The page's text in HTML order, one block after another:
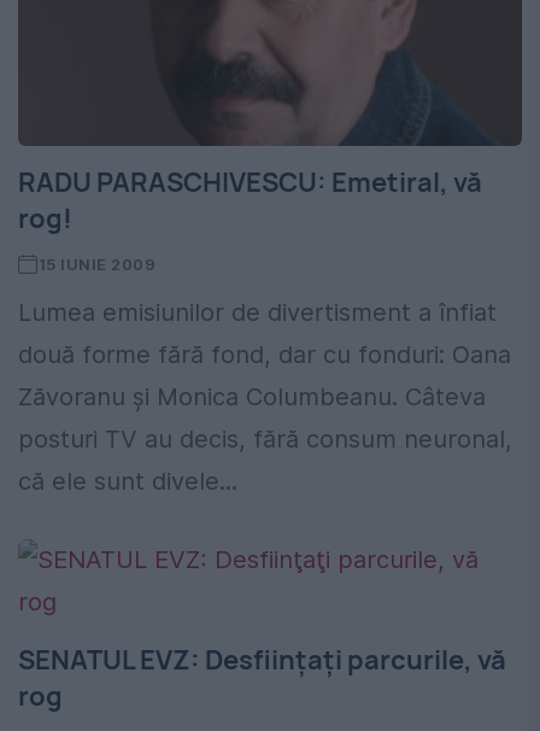
RADU PARASCHIVESCU: Emetiral, vă
rog!
15 IUNIE 2009
Lumea emisiunilor de divertisment a înfiat
două forme fără fond, dar cu fonduri: Oana
Zăvoranu şi Monica Columbeanu. Câteva
posturi TV au decis, fără consum neuronal,
că ele sunt divele...
SENATUL EVZ: Desfiinţaţi parcurile, vă
rog